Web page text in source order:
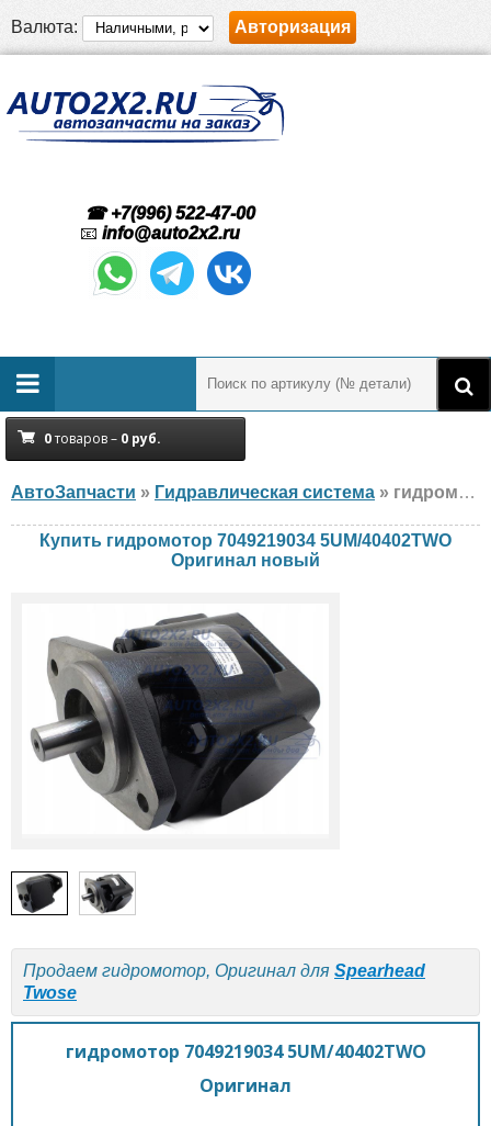
Валюта: Авторизация
☎ +7(996) 522-47-00
📧 info@auto2x2.ru
0товаров – 0 руб.
АвтоЗапчасти » Гидравлическая система » гидромотор Оригинал 7049219034 5UM/40402TWO Spearhead, Twose, новый
Купить гидромотор 7049219034 5UM/40402TWO
Оригинал новый
Продаем гидромотор, Оригинал для Spearhead
Twose
гидромотор 7049219034 5UM/40402TWO
Оригинал